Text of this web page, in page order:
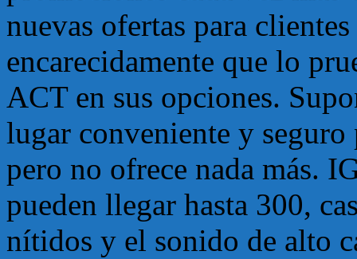
nuevas ofertas para
encarecidamente que lo
ACT en sus opciones.
lugar conveniente y
pero no ofrece nada más.
pueden llegar hasta 300,
nítidos y el sonido de alto